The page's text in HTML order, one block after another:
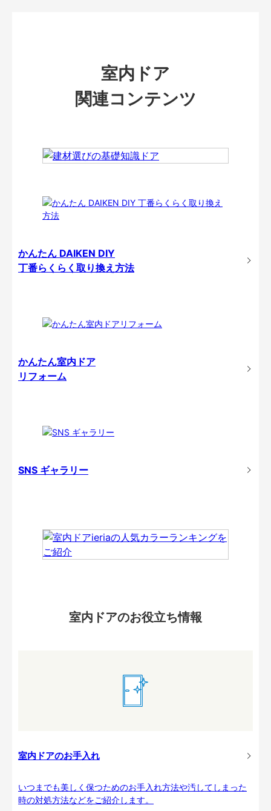
室内ドア
関連コンテンツ
かんたん DAIKEN DIY
丁番らくらく取り換え方法
かんたん室内ドア
リフォーム
SNS ギャラリー
室内ドアのお役立ち情報
室内ドアのお手入れ
いつまでも美しく保つためのお手入れ方法や汚してしまった
時の対処方法などをご紹介します。